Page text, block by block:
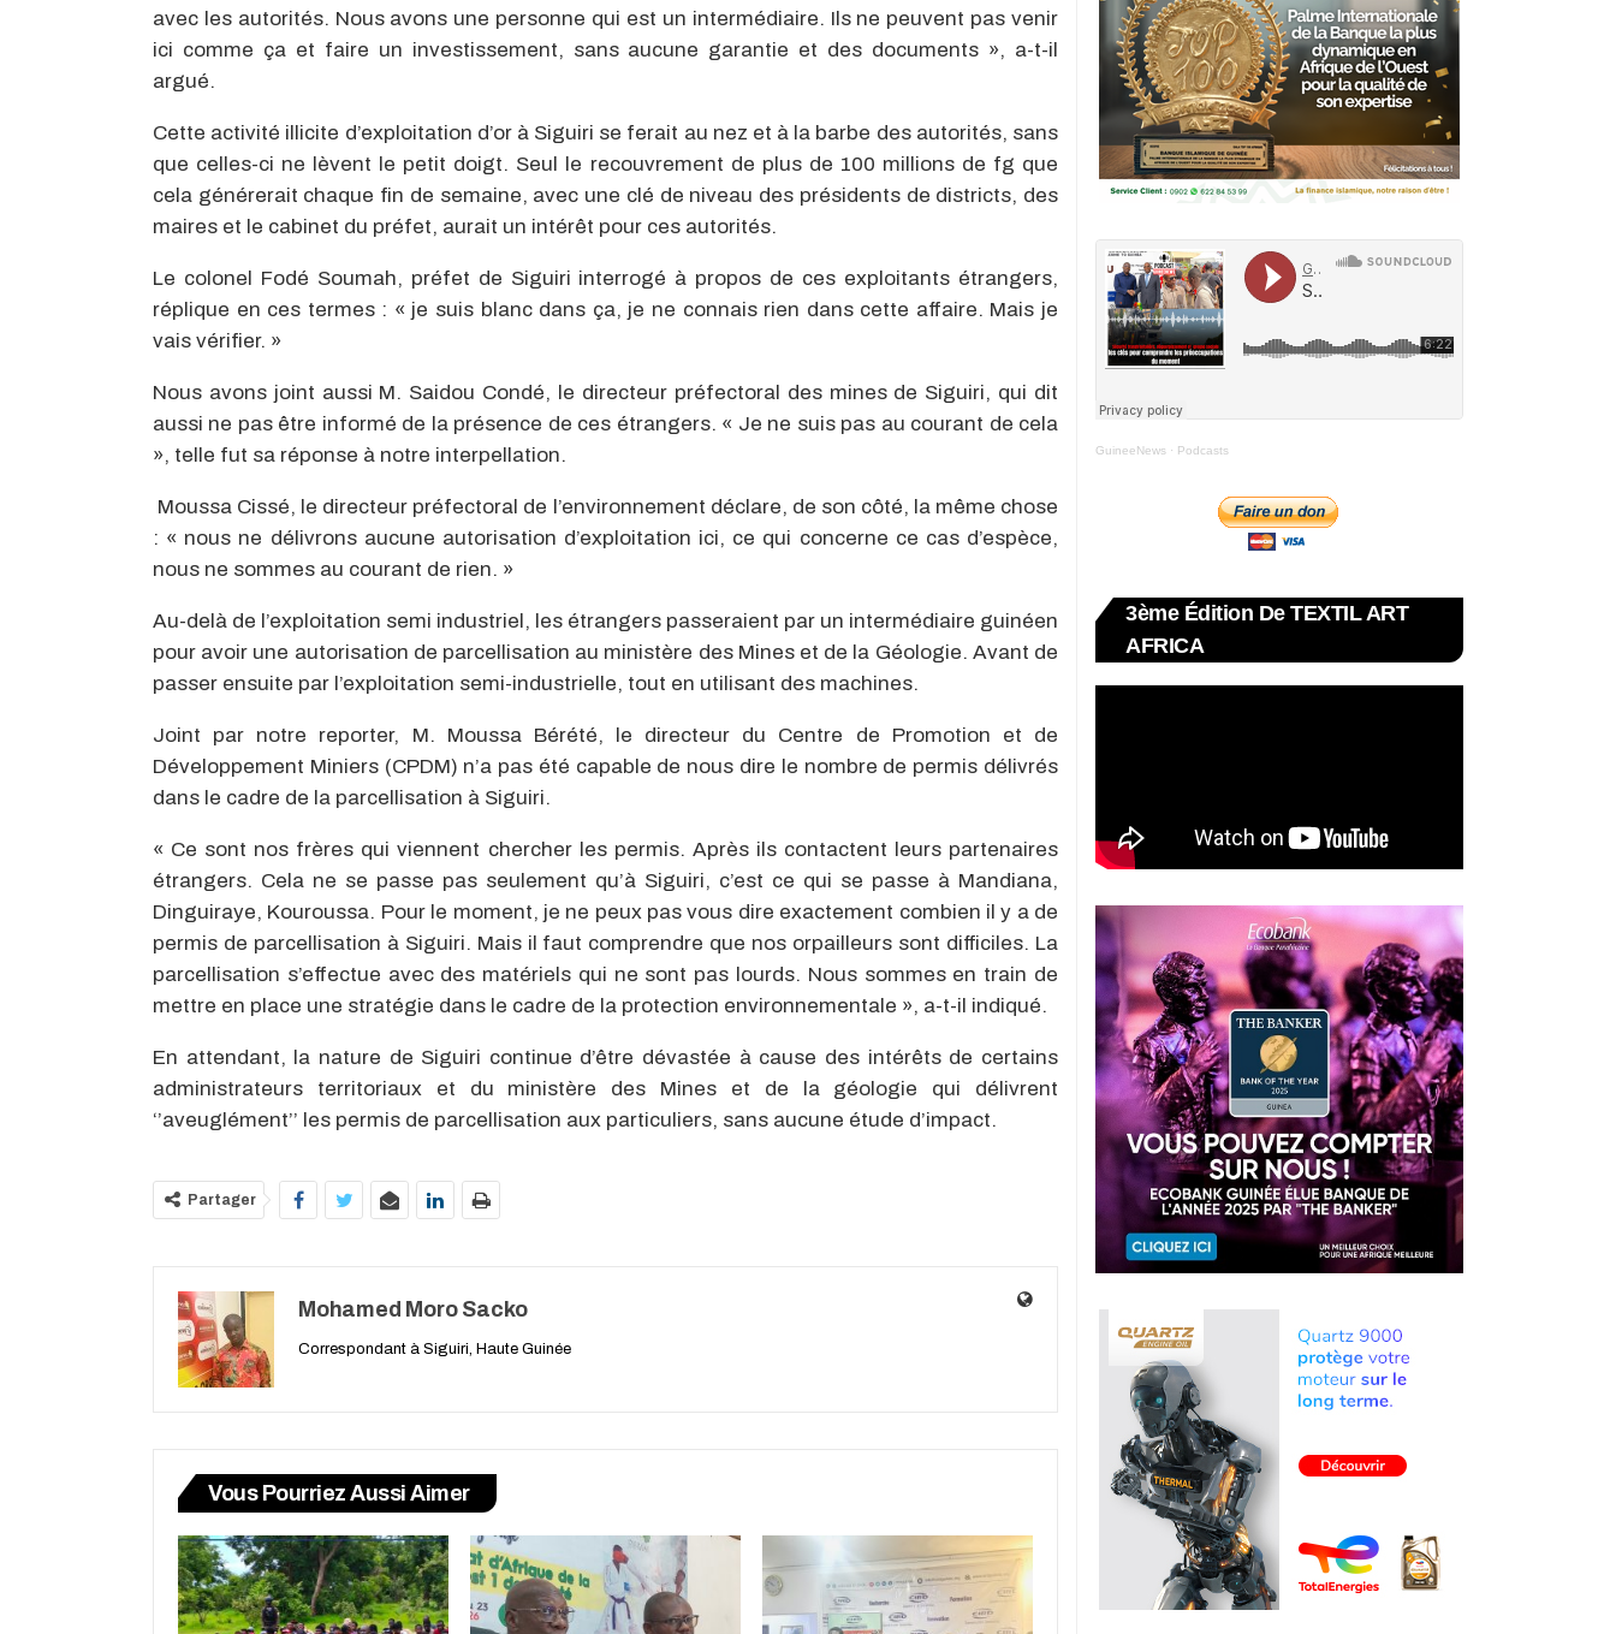
avec les autorités. Nous avons une personne qui est un intermédiaire. Ils ne peuvent pas venir
ici comme ça et faire un investissement, sans aucune garantie et des documents », a-t-il
argué.
Cette activité illicite d’exploitation d’or à Siguiri se ferait au nez et à la barbe des autorités, sans
que celles-ci ne lèvent le petit doigt. Seul le recouvrement de plus de 100 millions de fg que
cela générerait chaque fin de semaine, avec une clé de niveau des présidents de districts, des
maires et le cabinet du préfet, aurait un intérêt pour ces autorités.
Le colonel Fodé Soumah, préfet de Siguiri interrogé à propos de ces exploitants étrangers,
réplique en ces termes : « je suis blanc dans ça, je ne connais rien dans cette affaire. Mais je
vais vérifier. »
Nous avons joint aussi M. Saidou Condé, le directeur préfectoral des mines de Siguiri, qui dit
aussi ne pas être informé de la présence de ces étrangers. « Je ne suis pas au courant de cela
», telle fut sa réponse à notre interpellation.
Moussa Cissé, le directeur préfectoral de l’environnement déclare, de son côté, la même chose
: « nous ne délivrons aucune autorisation d’exploitation ici, ce qui concerne ce cas d’espèce,
nous ne sommes au courant de rien. »
Au-delà de l’exploitation semi industriel, les étrangers passeraient par un intermédiaire guinéen
pour avoir une autorisation de parcellisation au ministère des Mines et de la Géologie. Avant de
passer ensuite par l’exploitation semi-industrielle, tout en utilisant des machines.
Joint par notre reporter, M. Moussa Bérété, le directeur du Centre de Promotion et de
Développement Miniers (CPDM) n’a pas été capable de nous dire le nombre de permis délivrés
dans le cadre de la parcellisation à Siguiri.
« Ce sont nos frères qui viennent chercher les permis. Après ils contactent leurs partenaires
étrangers. Cela ne se passe pas seulement qu’à Siguiri, c’est ce qui se passe à Mandiana,
Dinguiraye, Kouroussa. Pour le moment, je ne peux pas vous dire exactement combien il y a de
permis de parcellisation à Siguiri. Mais il faut comprendre que nos orpailleurs sont difficiles. La
parcellisation s’effectue avec des matériels qui ne sont pas lourds. Nous sommes en train de
mettre en place une stratégie dans le cadre de la protection environnementale », a-t-il indiqué.
En attendant, la nature de Siguiri continue d’être dévastée à cause des intérêts de certains
administrateurs territoriaux et du ministère des Mines et de la géologie qui délivrent
‘’aveuglément’’ les permis de parcellisation aux particuliers, sans aucune étude d’impact.
Partager
Mohamed Moro Sacko
Correspondant à Siguiri, Haute Guinée
Vous Pourriez Aussi Aimer
GuineeNews · Podcasts
3ème Édition De TEXTIL ART
AFRICA